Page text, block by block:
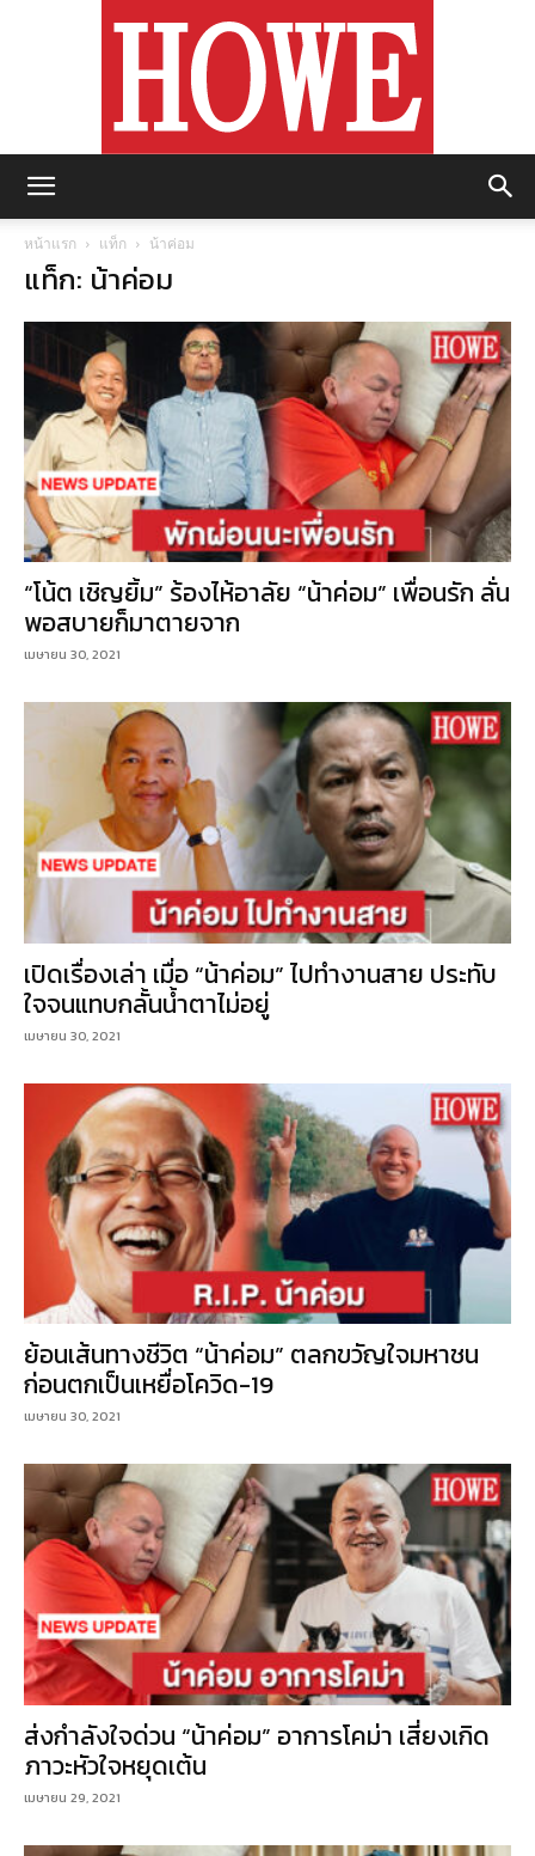
หน้าแรก แท็ก น้าค่อม
แท็ก: น้าค่อม
“โน้ต เชิญยิ้ม” ร้องไห้อาลัย “น้าค่อม” เพื่อนรัก ลั่น
พอสบายก็มาตายจาก
เมษายน 30, 2021
เปิดเรื่องเล่า เมื่อ “น้าค่อม” ไปทำงานสาย ประทับ
ใจจนแทบกลั้นน้ำตาไม่อยู่
เมษายน 30, 2021
ย้อนเส้นทางชีวิต “น้าค่อม” ตลกขวัญใจมหาชน
ก่อนตกเป็นเหยื่อโควิด-19
เมษายน 30, 2021
ส่งกำลังใจด่วน “น้าค่อม” อาการโคม่า เสี่ยงเกิด
ภาวะหัวใจหยุดเต้น
เมษายน 29, 2021